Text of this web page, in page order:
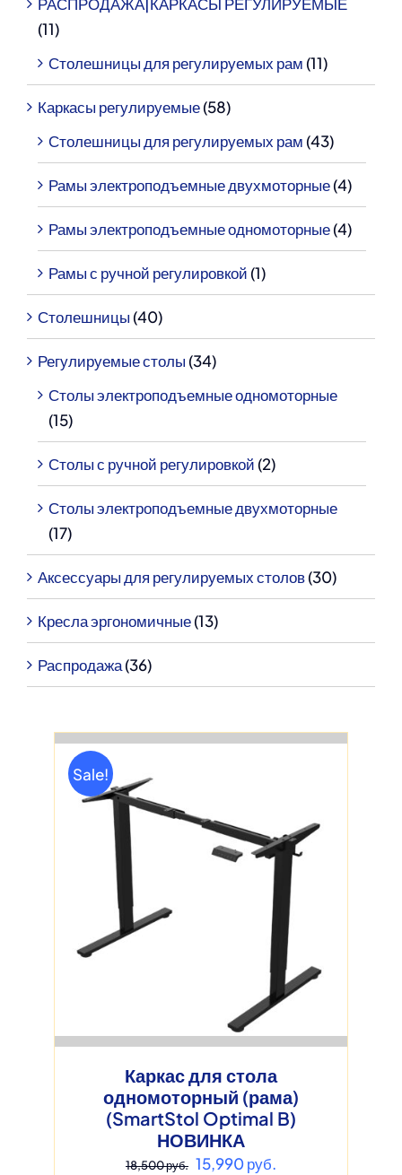
Контакты
Корзина
Контакты
Корзина
Sale!
Каркас для стола
одномоторный (рама)
(SmartStol Optimal B)
НОВИНКА
18,500руб. Первоначальная
15,990руб.
РАСПРОДАЖА|КАРКАСЫ РЕГУЛИРУЕМЫЕ
(11)
Столешницы для регулируемых рам (11)
Каркасы регулируемые(58)
Столешницы для регулируемых рам (43)
Рамы электроподъемные двухмоторные(4)
Рамы электроподъемные одномоторные(4)
Рамы с ручной регулировкой (1)
Столешницы (40)
Регулируемые столы (34)
Столы электроподъемные одномоторные
(15)
Столы с ручной регулировкой (2)
Столы электроподъемные двухмоторные
(17)
Аксессуары для регулируемых столов(30)
Кресла эргономичные(13)
Распродажа(36)